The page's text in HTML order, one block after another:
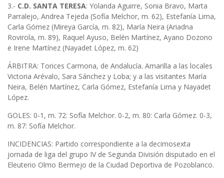
3.- C.D. SANTA TERESA: Yolanda Aguirre, Sonia Bravo, Marta
Parralejo, Andrea Tejeda (Sofía Melchor, m. 62), Estefanía Lima,
Carla Gómez (Mireya García, m. 82), María Neira (Ariadna
Rovirola, m. 89), Raquel Ayuso, Belén Martínez, Ayano Dozono
e Irene Martínez (Nayadet López, m. 62)
ÁRBITRA: Torices Carmona, de Andalucía. Amarilla a las locales
Victoria Arévalo, Sara Sánchez y Loba; y a las visitantes María
Neira, Belén Martínez, Carla Gómez, Estefanía Lima y Nayadet
López.
GOLES: 0-1, m. 72: Sofía Melchor. 0-2, m. 80: Carla Gómez. 0-3,
m. 87: Sofía Melchor.
INCIDENCIAS: Partido correspondiente a la decimosexta
jornada de liga del grupo IV de Segunda División disputado en el
Eleuterio Olmo Bermejo de la Ciudad Deportiva de Pozoblanco.